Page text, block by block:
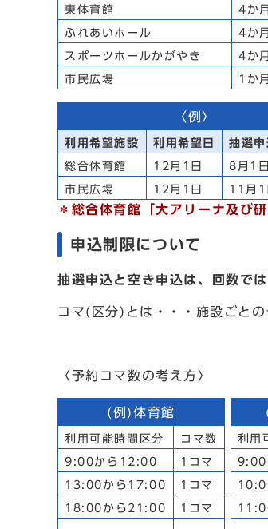
東体育館 4か
ふれあいホール 4か
スポーツホールかがやき 4か
市民広場 1か
〈例〉
利用希望施設 利用希望日 抽選申
総合体育館 12月1日 8月1
市民広場 12月1日 11月1
＊総合体育館「大アリーナ及び
申込制限について
抽選申込と空き申込は、回数で
コマ(区分)とは・・・施設ごと
〈予約コマ数の考え方〉
(例)体育館
利用可能時間区分 コマ数
9:00から12:00 1コマ
13:00から17:00 1コマ
18:00から21:00 1コマ
利用
9:00